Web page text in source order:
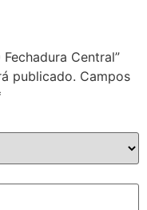
Central”
publicado. Campos